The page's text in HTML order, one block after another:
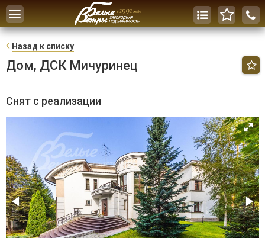
Toggle
navigation
Назад к списку
Дом, ДСК Мичуринец
Снят с реализации